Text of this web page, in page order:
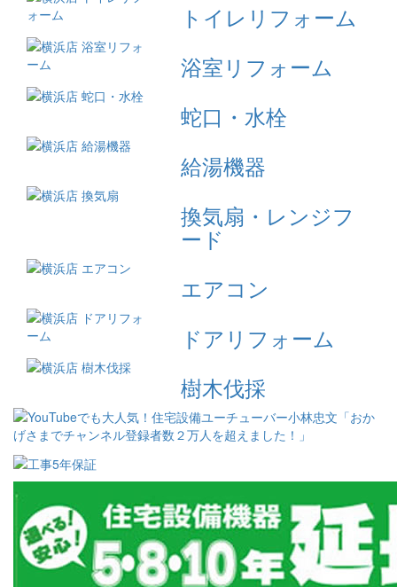
トイレリフォーム
浴室リフォーム
蛇口・水栓
給湯機器
換気扇・レンジフ
ード
エアコン
ドアリフォーム
樹木伐採